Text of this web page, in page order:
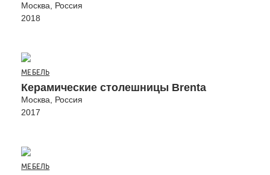
Москва, Россия
2018
МЕБЕЛЬ
Керамические столешницы Brenta
Москва, Россия
2017
МЕБЕЛЬ